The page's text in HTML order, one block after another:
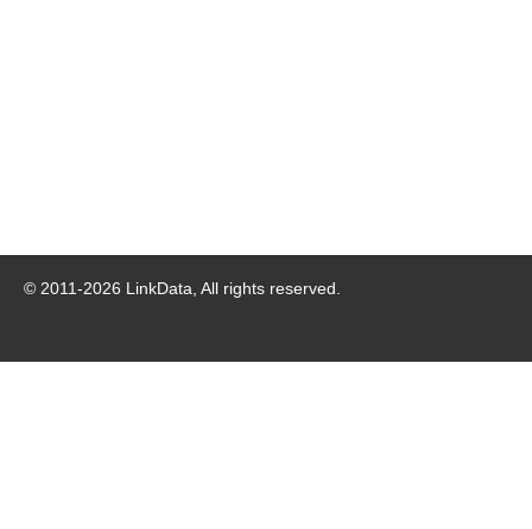
© 2011-2026 LinkData, All rights reserved.